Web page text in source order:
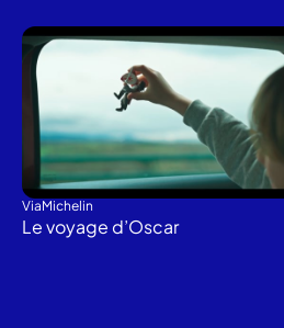
ViaMichelin
Le voyage d’Oscar